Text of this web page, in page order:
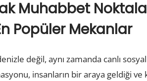
Muhabbet
Popüler Mekanlar
değil, aynı zamanda canlı
insanların bir araya geldiği